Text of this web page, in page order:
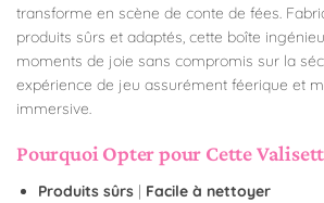
transforme en scène de conte de fées.
produits sûrs et adaptés, cette boîte
moments de joie sans compromis sur la
expérience de jeu assurément féerique et
immersive.
Pourquoi Opter pour Cette
Produits sûrs
Facile à nettoyer